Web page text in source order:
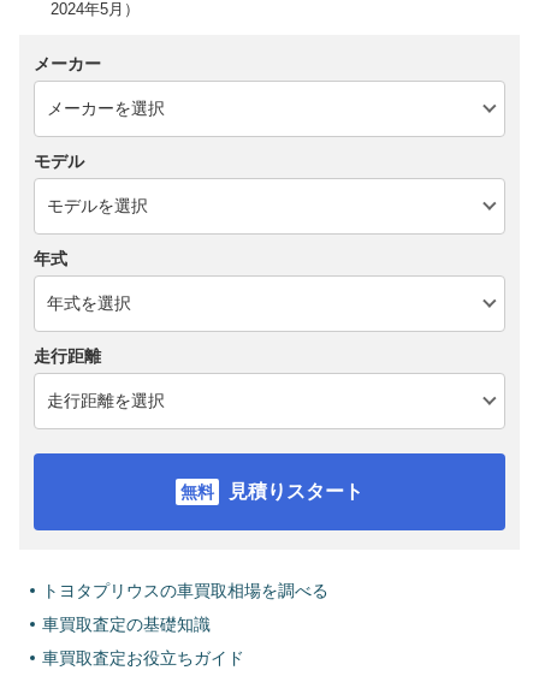
2024年5月）
メーカー
モデル
年式
走行距離
見積りスタート
トヨタプリウスの車買取相場を調べる
車買取査定の基礎知識
車買取査定お役立ちガイド